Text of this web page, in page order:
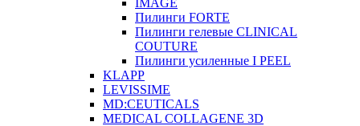
IMAGE
Пилинги FORTE
Пилинги гелевые CLINICAL
COUTURE
Пилинги усиленные I PEEL
KLAPP
LEVISSIME
MD:CEUTICALS
MEDICAL COLLAGENE 3D